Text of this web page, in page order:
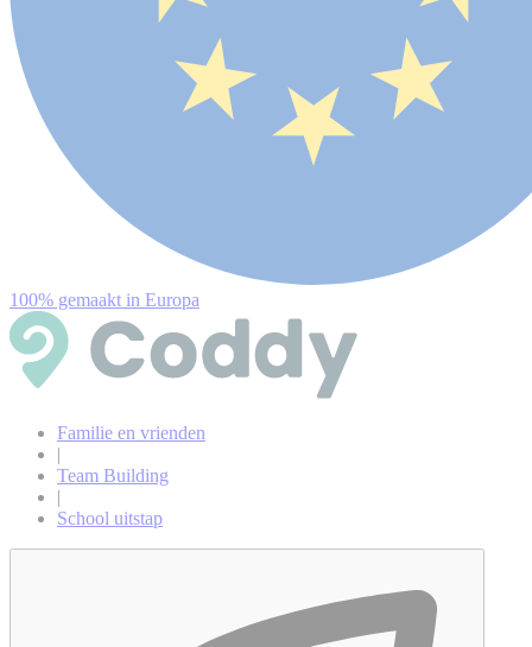
100% gemaakt in Europa
Familie en vrienden
|
Team Building
|
School uitstap